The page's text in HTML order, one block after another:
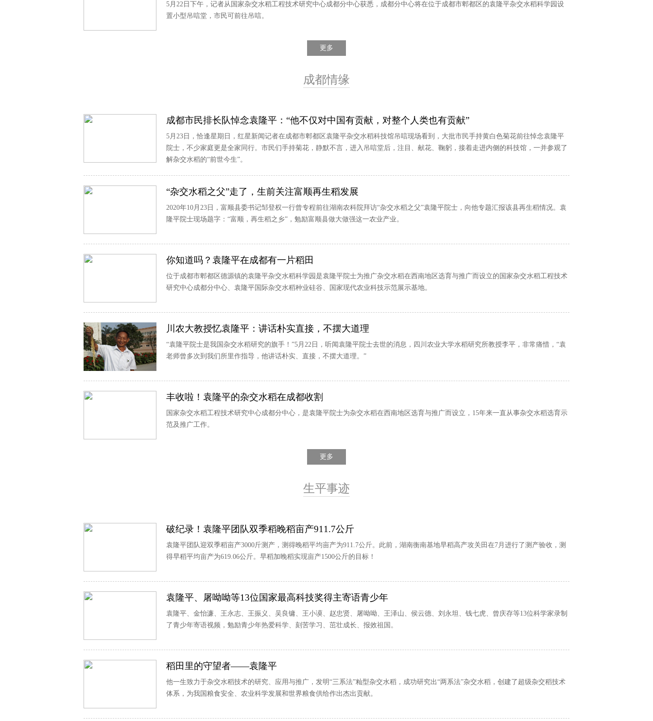
5月22日下午，记者从国家杂交水稻工程技术研究中心成都分中心获悉，成都分中心将在位于成都市郫都区的袁隆平杂交水稻科学园设
置小型吊唁堂，市民可前往吊唁。
更多
成都情缘
成都市民排长队悼念袁隆平：“他不仅对中国有贡献，对整个人类也有贡献”
5月23日，恰逢星期日，红星新闻记者在成都市郫都区袁隆平杂交水稻科技馆吊唁现场看到，大批市民手持黄白色菊花前往悼念袁隆平
院士，不少家庭更是全家同行。市民们手持菊花，静默不言，进入吊唁堂后，注目、献花、鞠躬，接着走进内侧的科技馆，一并参观了
解杂交水稻的“前世今生”。
“杂交水稻之父”走了，生前关注富顺再生稻发展
2020年10月23日，富顺县委书记邹登权一行曾专程前往湖南农科院拜访“杂交水稻之父”袁隆平院士，向他专题汇报该县再生稻情况。袁
隆平院士现场题字：“富顺，再生稻之乡”，勉励富顺县做大做强这一农业产业。
你知道吗？袁隆平在成都有一片稻田
位于成都市郫都区德源镇的袁隆平杂交水稻科学园是袁隆平院士为推广杂交水稻在西南地区选育与推广而设立的国家杂交水稻工程技术
研究中心成都分中心、袁隆平国际杂交水稻种业硅谷、国家现代农业科技示范展示基地。
川农大教授忆袁隆平：讲话朴实直接，不摆大道理
“袁隆平院士是我国杂交水稻研究的旗手！”5月22日，听闻袁隆平院士去世的消息，四川农业大学水稻研究所教授李平，非常痛惜，“袁
老师曾多次到我们所里作指导，他讲话朴实、直接，不摆大道理。”
丰收啦！袁隆平的杂交水稻在成都收割
国家杂交水稻工程技术研究中心成都分中心，是袁隆平院士为杂交水稻在西南地区选育与推广而设立，15年来一直从事杂交水稻选育示
范及推广工作。
更多
生平事迹
破纪录！袁隆平团队双季稻晚稻亩产911.7公斤
袁隆平团队迎双季稻亩产3000斤测产，测得晚稻平均亩产为911.7公斤。此前，湖南衡南基地早稻高产攻关田在7月进行了测产验收，测
得早稻平均亩产为619.06公斤。早稻加晚稻实现亩产1500公斤的目标！
袁隆平、屠呦呦等13位国家最高科技奖得主寄语青少年
袁隆平、金怡濂、王永志、王振义、吴良镛、王小谟、赵忠贤、屠呦呦、王泽山、侯云德、刘永坦、钱七虎、曾庆存等13位科学家录制
了青少年寄语视频，勉励青少年热爱科学、刻苦学习、茁壮成长、报效祖国。
稻田里的守望者——袁隆平
他一生致力于杂交水稻技术的研究、应用与推广，发明“三系法”籼型杂交水稻，成功研究出“两系法”杂交水稻，创建了超级杂交稻技术
体系，为我国粮食安全、农业科学发展和世界粮食供给作出杰出贡献。